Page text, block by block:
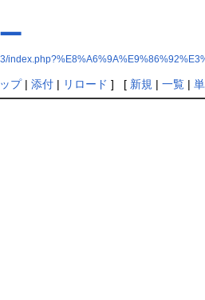
プ| 添付| リロード ] [ 新規 | 一覧|